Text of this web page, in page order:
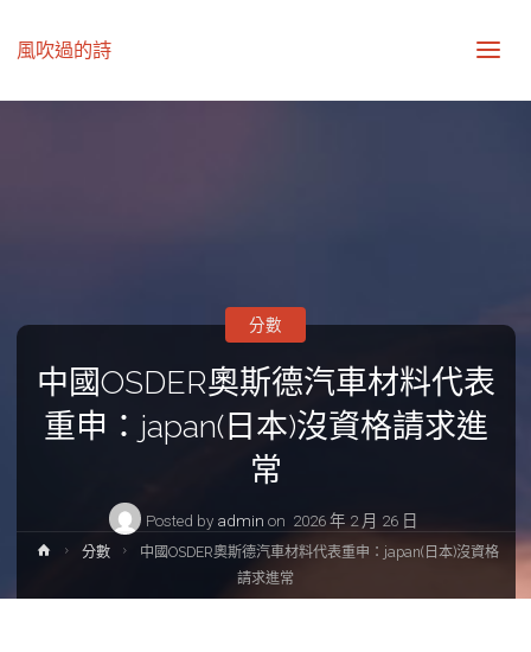
風吹過的詩
中國OSDER奧斯德汽車材料代表
重申：japan(日本)沒資格請求進
常
Posted by admin on 2026 年 2 月 26 日
分數
Home分數
中國OSDER奧斯德汽車材料代表重申：japan(日本)沒資格
請求進常